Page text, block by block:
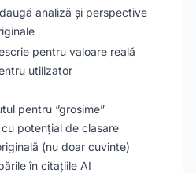
analiză și perspective
pentru valoare reală
utilizator
pentru “grosime”
potențial de clasare
(nu doar cuvinte)
în citațiile AI